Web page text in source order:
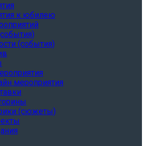
к юбилею
(события)
мероприятия
(сюжеты)